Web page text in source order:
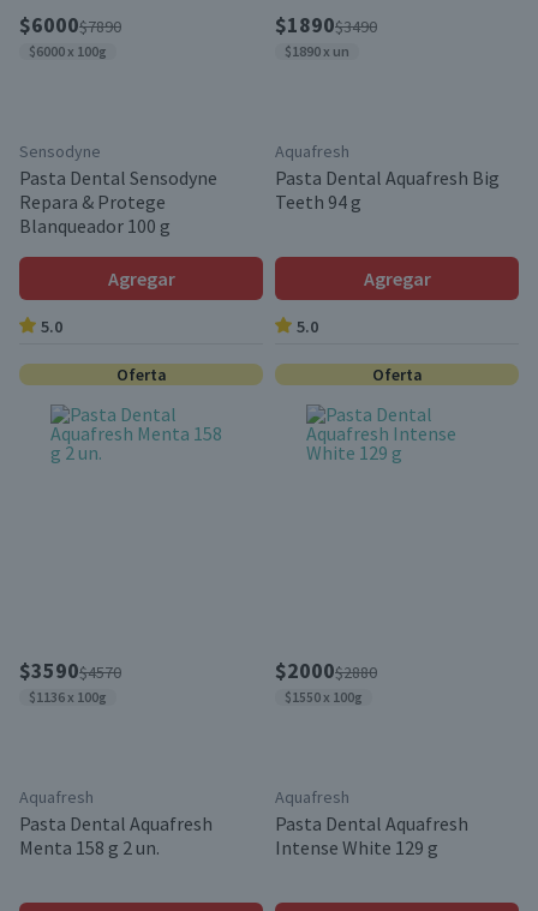
$6000$7890
$6000 x 100g
Sensodyne
Pasta Dental Sensodyne
Repara & Protege
Blanqueador 100 g
Agregar
5.0
$1890$3490
$1890 x un
Aquafresh
Pasta Dental Aquafresh Big
Teeth 94 g
Agregar
5.0
Oferta
$3590$4570
$1136 x 100g
Aquafresh
Pasta Dental Aquafresh
Menta 158 g 2 un.
Oferta
$2000$2880
$1550 x 100g
Aquafresh
Pasta Dental Aquafresh
Intense White 129 g